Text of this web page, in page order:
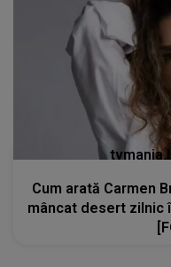
Cum arată Carmen
mâncat desert zilnic